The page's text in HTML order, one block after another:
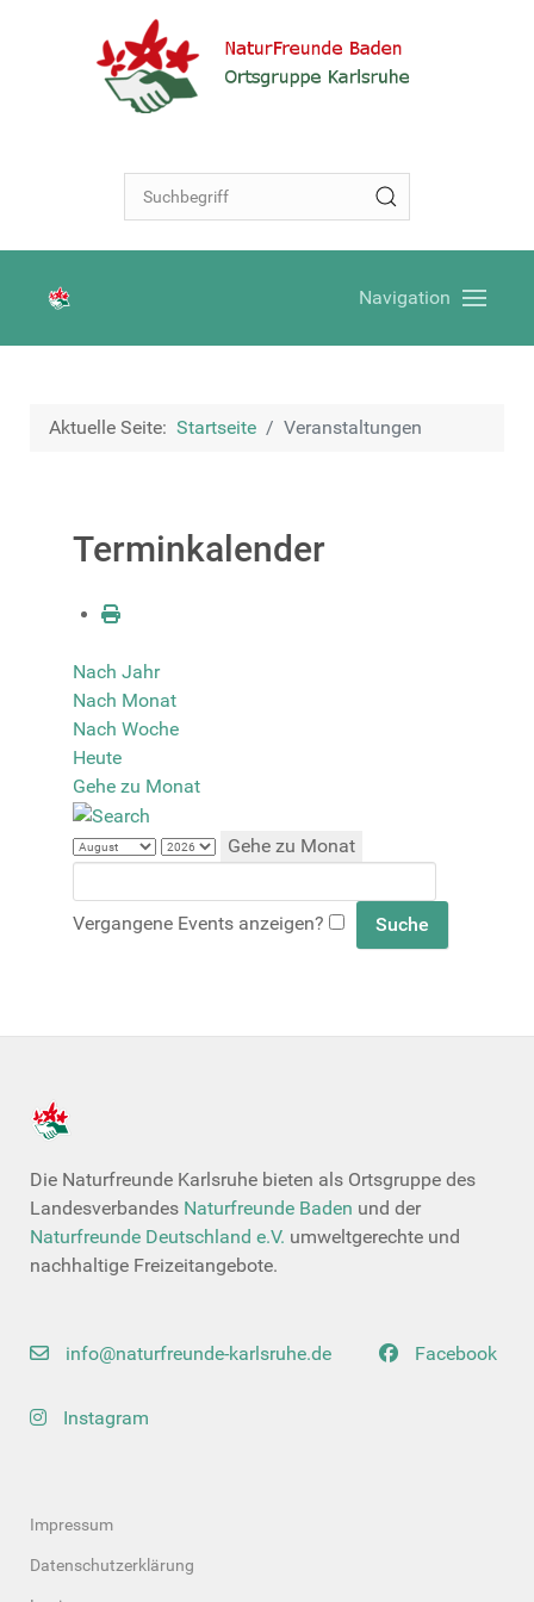
Navigation
Aktuelle Seite: Startseite Veranstaltungen
Terminkalender
Nach Jahr
Nach Monat
Nach Woche
Heute
Gehe zu Monat
Gehe zu Monat
Vergangene Events anzeigen?
Die Naturfreunde Karlsruhe bieten als Ortsgruppe des
Landesverbandes Naturfreunde Baden und der
Naturfreunde Deutschland e.V. umweltgerechte und
nachhaltige Freizeitangebote.
info@naturfreunde-karlsruhe.de Facebook
Instagram
Impressum
Datenschutzerklärung